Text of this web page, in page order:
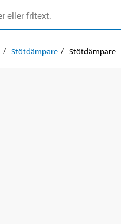
Stötdämpare Stötdämpare